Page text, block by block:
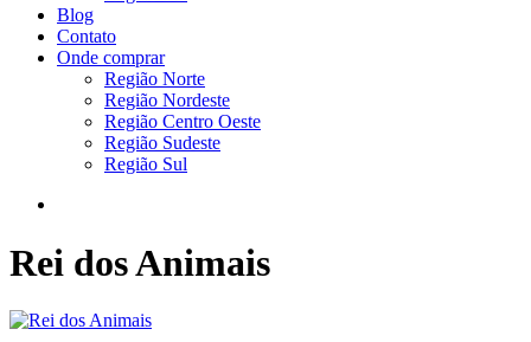
Blog
Contato
Onde comprar
Região Norte
Região Nordeste
Região Centro Oeste
Região Sudeste
Região Sul
Rei dos Animais